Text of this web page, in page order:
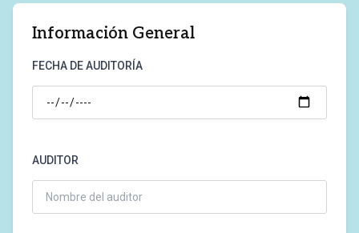
Información General
FECHA DE AUDITORÍA
AUDITOR